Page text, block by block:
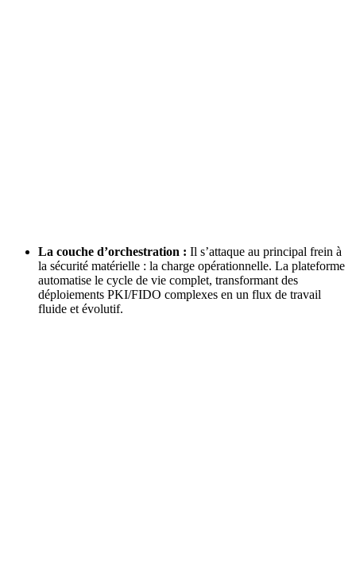
La couche d’orchestration : Il s’attaque au principal frein à
la sécurité matérielle : la charge opérationnelle. La plateforme
automatise le cycle de vie complet, transformant des
déploiements PKI/FIDO complexes en un flux de travail
fluide et évolutif.